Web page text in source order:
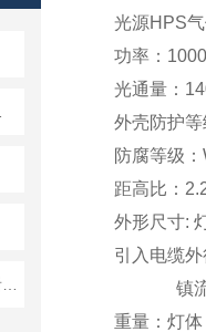
光源HPS
功率：
光通量：
外壳防护
防腐等级
距高比：
外形尺寸:
引入电缆
镇流器
重量：灯